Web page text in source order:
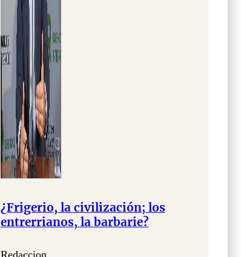
¿Frigerio, la civilización; los
entrerrianos, la barbarie?